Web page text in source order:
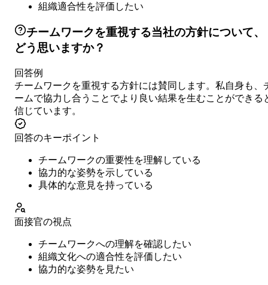
組織適合性を評価したい
チームワークを重視する当社の方針について、
どう思いますか？
回答例
チームワークを重視する方針には賛同します。私自身も、
ームで協力し合うことでより良い結果を生むことができる
信じています。
回答のキーポイント
チームワークの重要性を理解している
協力的な姿勢を示している
具体的な意見を持っている
面接官の視点
チームワークへの理解を確認したい
組織文化への適合性を評価したい
協力的な姿勢を見たい